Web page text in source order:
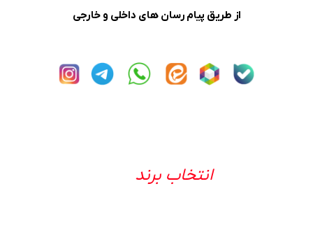
از طریق پیام رسان های داخلی و خارجی
انتخاب برند